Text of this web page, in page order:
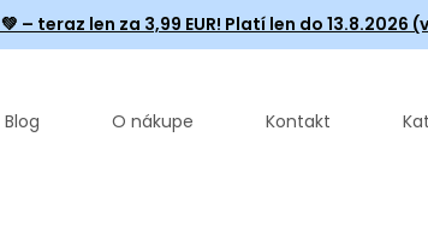
💚 – teraz len za 3,99 EUR! Platí len do 13.8.2026
Blog O nákupe Kontakt